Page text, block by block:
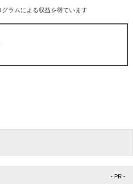
ラムによる収益を得ています
- PR -